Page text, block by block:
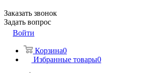
Заказать звонок
Задать вопрос
Войти
Корзина0
Избранные товары0